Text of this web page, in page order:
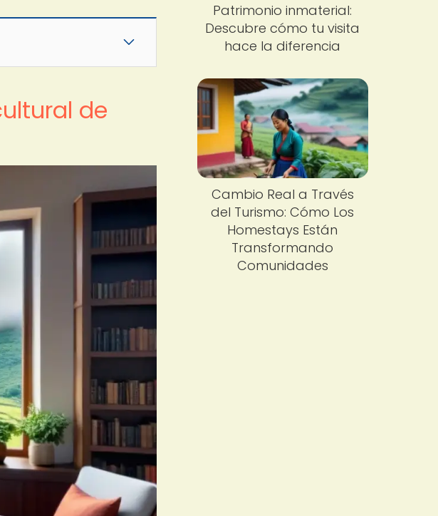
de
Patrimonio inmaterial:
Descubre cómo tu visita
hace la diferencia
Cambio Real a Través
del Turismo: Cómo Los
Homestays Están
Transformando
Comunidades